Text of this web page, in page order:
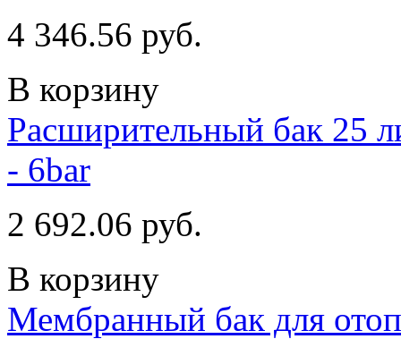
4 346.56 руб.
В корзину
Расширительный бак 25
- 6bar
2 692.06 руб.
В корзину
Мембранный бак для